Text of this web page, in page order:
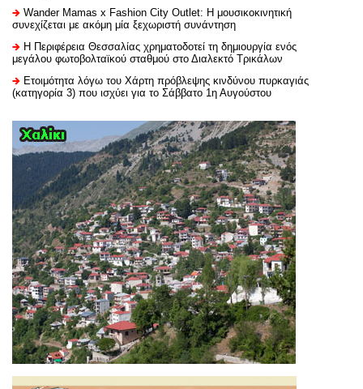
Wander Mamas x Fashion City Outlet: Η μουσικοκινητική
συνεχίζεται με ακόμη μία ξεχωριστή συνάντηση
H Περιφέρεια Θεσσαλίας χρηματοδοτεί τη δημιουργία ενός
μεγάλου φωτοβολταϊκού σταθμού στο Διαλεκτό Τρικάλων
Ετοιμότητα λόγω του Χάρτη πρόβλεψης κινδύνου πυρκαγιάς
(κατηγορία 3) που ισχύει για το Σάββατο 1η Αυγούστου